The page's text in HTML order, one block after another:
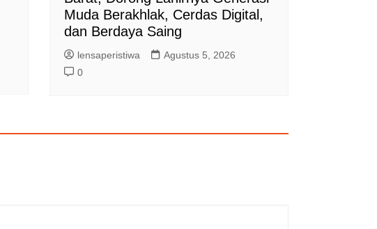
Muda Berakhlak, Cerdas Digital,
dan Berdaya Saing
lensaperistiwa
Agustus 5, 2026
0